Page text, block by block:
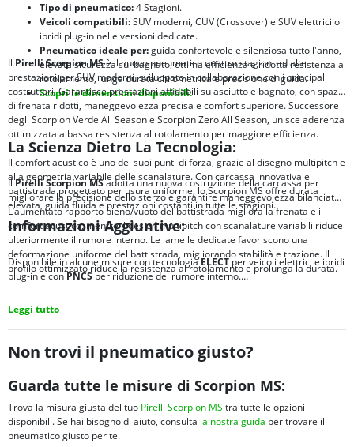
Tipo di pneumatico:4 Stagioni.
Veicoli compatibili:SUV moderni, CUV (Crossover) e SUV elettrici o
ibridi plug-in nelle versioni dedicate.
Pneumatico ideale per:guida confortevole e silenziosa tutto l'anno,
elevata sicurezza sul bagnato, ottima efficienza e ridotta resistenza al
rotolamento, lunga durata chilometrica e precisione di guida.
Scopri le dimensioni disponibili.
Il Pirelli Scorpion MSè il nuovo pneumatico quattro stagioni ad alte
prestazioni per SUV moderni, sviluppato in collaborazione con i principali
costruttori. Garantisce prestazioni affidabili su asciutto e bagnato, con spazi
di frenata ridotti, maneggevolezza precisa e comfort superiore. Successore
degli Scorpion Verde All Season e Scorpion Zero All Season, unisce aderenza
ottimizzata a bassa resistenza al rotolamento per maggiore efficienza.
Il comfort acustico è uno dei suoi punti di forza, grazie al disegno multipitch e
alla geometria variabile delle scanalature. Con carcassa innovativa e
battistrada progettato per usura uniforme, lo Scorpion MS offre durata
elevata, guida fluida e prestazioni costanti in tutte le stagioni.
La Scienza Dietro La Tecnologia:
IlPirelli Scorpion MSadotta una nuova costruzione della carcassa per
migliorare la precisione dello sterzo e garantire maneggevolezza bilanciata.
L’aumentato rapporto pieno/vuoto del battistrada migliora la frenata e il
comfort acustico, mentre il design multipitch con scanalature variabili riduce
ulteriormente il rumore interno. Le lamelle dedicate favoriscono una
deformazione uniforme del battistrada, migliorando stabilità e trazione. Il
profilo ottimizzato riduce la resistenza al rotolamento e prolunga la durata.
Informazioni Aggiuntive:
Disponibile in alcune misure con tecnologiaELECTper veicoli elettrici e ibridi
plug-in e conPNCS per riduzione del rumore interno.
Leggi tutto
Non trovi il pneumatico giusto?
Guarda tutte le misure di Scorpion MS:
Trova la misura giusta del tuo Pirelli Scorpion MS tra tutte le opzioni
disponibili. Se hai bisogno di aiuto, consulta la nostra guida per trovare il
pneumatico giusto per te.